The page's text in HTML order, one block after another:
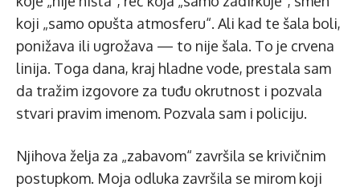
koji „samo opušta atmosferu“. Ali kad te šala boli,
ponižava ili ugrožava — to nije šala. To je crvena
linija. Toga dana, kraj hladne vode, prestala sam
da tražim izgovore za tuđu okrutnost i pozvala
stvari pravim imenom. Pozvala sam i policiju.
Njihova želja za „zabavom“ završila se krivičnim
postupkom. Moja odluka završila se mirom koji